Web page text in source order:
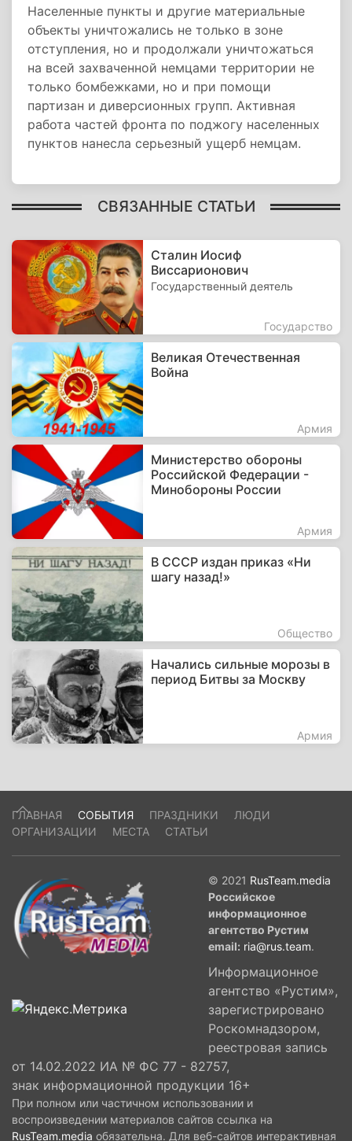
Населенные пункты и другие материальные
объекты уничтожались не только в зоне
отступления, но и продолжали уничтожаться
на всей захваченной немцами территории не
только бомбежками, но и при помощи
партизан и диверсионных групп. Активная
работа частей фронта по поджогу населенных
пунктов нанесла серьезный ущерб немцам.
СВЯЗАННЫЕ СТАТЬИ
Сталин Иосиф
Виссарионович
Государственный деятель
Государство
Великая Отечественная
Война
Армия
Министерство обороны
Российской Федерации -
Минобороны России
Армия
В СССР издан приказ «Ни
шагу назад!»
Общество
Начались сильные морозы в
период Битвы за Москву
Армия
ГЛАВНАЯ СОБЫТИЯ ПРАЗДНИКИ
ЛЮДИ
ОРГАНИЗАЦИИ
МЕСТА СТАТЬИ
© 2021 RusTeam.media
Российское
информационное
агентство Рустим
email: ria@rus.team.
Информационное
агентство «Рустим»,
зарегистрировано
Роскомнадзором,
реестровая запись
от 14.02.2022 ИА № ФС 77 - 82757,
знак информационной продукции 16+
При полном или частичном использовании и
воспроизведении материалов сайтов ссылка на
RusTeam.media обязательна. Для веб-сайтов интерактивная